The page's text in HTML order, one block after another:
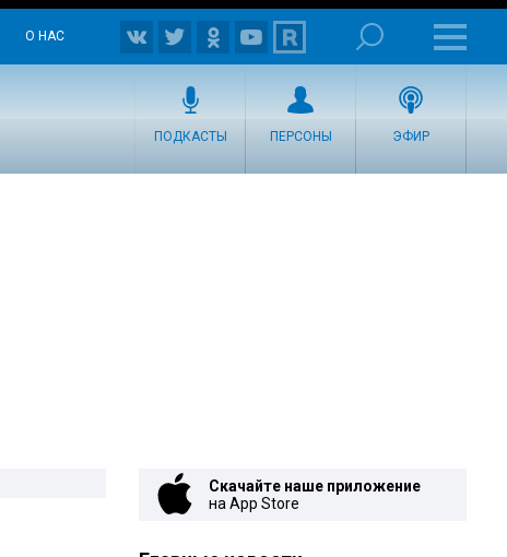
О НАС
ПОДКАСТЫ ПЕРСОНЫ ЭФИР
Скачайте наше приложение
на App Store